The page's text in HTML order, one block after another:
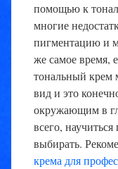
помощью к
многие
пигментацию и
же самое время,
тональный крем
вид и это
окружающим в
всего,
выбирать.
крема для